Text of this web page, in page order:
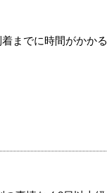
までに時間がかかる